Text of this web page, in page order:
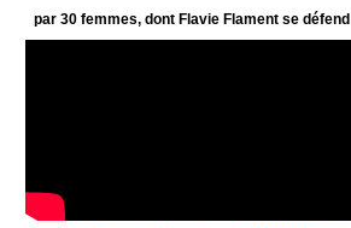
par 30 femmes, dont Flavie Flament se défend